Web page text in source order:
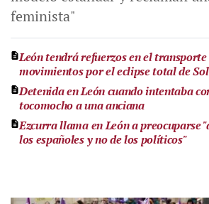
feminista"
León tendrá refuerzos en el
movimientos por el eclipse total de Sol
Detenida en León cuando intentaba
tocomocho a una anciana
Ezcurra llama en León a preocuparse
los españoles y no de los políticos"